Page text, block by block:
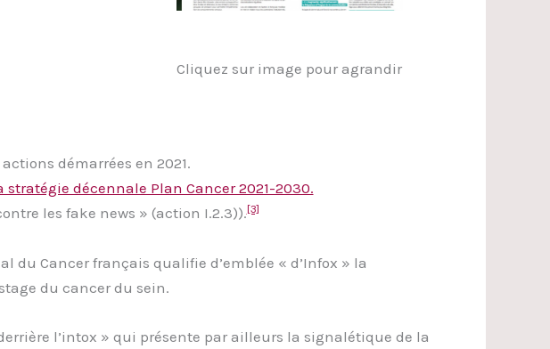
Cliquez sur image pour agrandir
démarrées en 2021.
décennale Plan Cancer 2021-2030.
les fake news » (action I.2.3)).[3]
Cancer français qualifie d’emblée « d’Infox » la
du cancer du sein.
l’intox » qui présente par ailleurs la signalétique de la